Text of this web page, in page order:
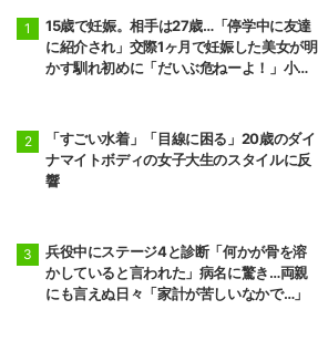
15歳で妊娠。相手は27歳…「停学中に友達
に紹介され」交際1ヶ月で妊娠した美女が明
かす馴れ初めに「だいぶ危ねーよ！」小森
「すごい水着」「目線に困る」20歳のダイ
ナマイトボディの女子大生のスタイルに反
響
兵役中にステージ4と診断「何かが骨を溶
かしていると言われた」病名に驚き…両親
にも言えぬ日々「家計が苦しいなかで…」